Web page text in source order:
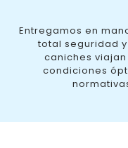
Entregamos en
total seguridad
caniches
condiciones